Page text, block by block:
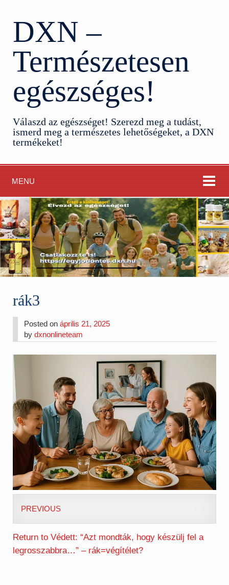
DXN –
Természetesen
egészséges!
Válaszd az egészséget! Szerezd meg a tudást,
ismerd meg a természetes lehetőségeket, a DXN
termékeket!
MENU
rák3
Posted onáprilis 21, 2025
bydxnonlineteam
PREVIOUS
Return to Védett: “Azt mondták, hogy készülj fel a
legrosszabbra…” – rák=végítélet?